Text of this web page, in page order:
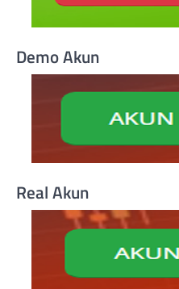
Demo Akun
Real Akun